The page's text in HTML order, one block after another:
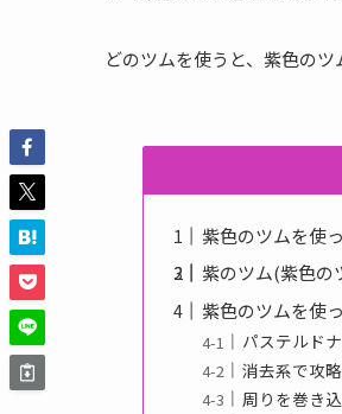
どのツムを使うと、紫色の
紫色のツムを使
紫のツム(紫色の
紫色のツムを使
パステルド
消去系で攻略
周りを巻き